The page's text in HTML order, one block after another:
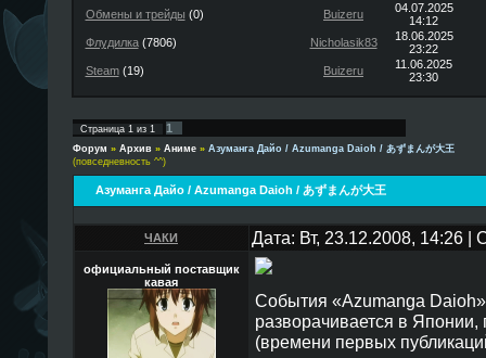
Обмены и трейды (0) Buizeru
04.07.2025
14:12
Флудилка(7806) Nicholasik83
18.06.2025
23:22
Steam(19) Buizeru
11.06.2025
23:30
Страница 1из 1 1
Форум » Архив » Аниме » Азуманга Дайо / Azumanga Daioh / あずまんが大王
(повседневность ^^)
Азуманга Дайо / Azumanga Daioh / あずまんが大王
ЧАКИ Дата: Вт, 23.12.2008, 14:26
официальный поставщик
кавая
События «Azumanga
разворачивается в
(времени первых